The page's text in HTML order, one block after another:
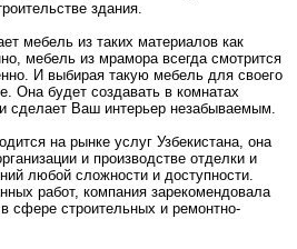
здания.
мебель из таких материалов как
мебель из мрамора всегда смотрится
И выбирая такую мебель для своего
Она будет создавать в комнатах
сделает Ваш интерьер незабываемым.
на рынке услуг Узбекистана, она
и производстве отделки и
любой сложности и доступности.
работ, компания зарекомендовала
сфере строительных и ремонтно-